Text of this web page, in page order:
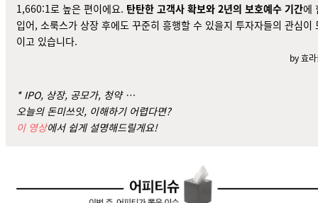
1,660:1로 높은 편이에요. 탄탄한 고객사 확보와 2년의 보호예수 기간에
입어, 소룩스가 상장 후에도 꾸준히 흥행할 수 있을지 투자자들의 관심이
이고 있습니다.
by 효
* IPO, 상장, 공모가, 청약 …
오늘의 돈미쓰잇, 이해하기 어렵다면?
이 영상에서 쉽게 설명해드릴게요!